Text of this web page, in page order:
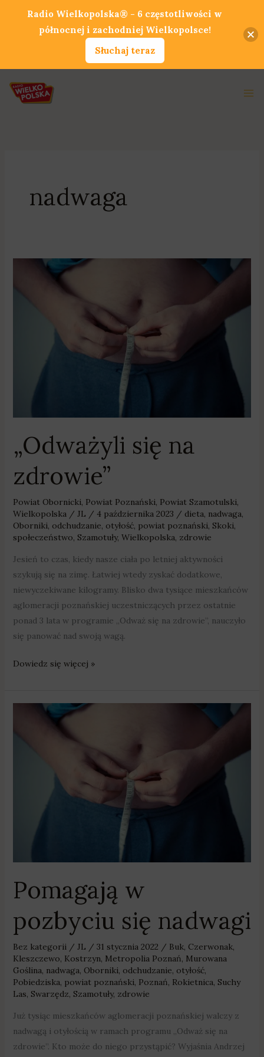
nadwaga
„Odważyli się na
zdrowie”
Powiat Obornicki, Powiat Poznański, Powiat Szamotulski,
Wielkopolska/ JL / 4 października 2023 / dieta, nadwaga,
Oborniki, odchudzanie, otyłość, powiat poznański, Skoki,
społeczeństwo, Szamotuły, Wielkopolska, zdrowie
Jesień to czas, kiedy nasze ciała po letniej aktywności
szykują się na zimę. Łatwiej wtedy zyskać dodatkowe,
niewyczekiwane kilogramy. Blisko dwa tysiące mieszkańców
aglomeracji poznańskiej uczestniczących przez ostatnie
ponad 3 lata w programie „Odważ się na zdrowie”, nauczyło
się panować nad swoją wagą.
„Odważyli
Dowiedz się więcej »
Pomagają w
pozbyciu się nadwagi
Bez kategorii/ JL / 31 stycznia 2022 / Buk, Czerwonak,
Kleszczewo, Kostrzyn, Metropolia Poznań, Murowana
Goślina, nadwaga, Oborniki, odchudzanie, otyłość,
Pobiedziska, powiat poznański, Poznań, Rokietnica, Suchy
Las, Swarzędz, Szamotuły, zdrowie
Już tysiąc mieszkańców aglomeracji poznańskiej walczy z
nadwagą i otyłością w ramach programu „Odważ się na
zdrowie”. Kto może do niego przystąpić? Wyjaśnia Andrzej
Pomagają
Radio Wielkopolska® - 6 częstotliwości w
północnej i zachodniej Wielkopolsce!
Słuchaj teraz